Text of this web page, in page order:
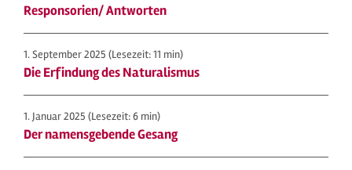
Responsorien/ Antworten
1. September 2025 (Lesezeit: 11 min)
Die Erfindung des Naturalismus
1. Januar 2025 (Lesezeit: 6 min)
Der namensgebende Gesang